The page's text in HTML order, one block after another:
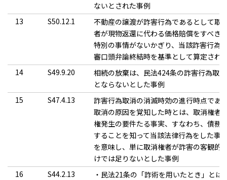
ないとされた事例
13
S50.12.1
不動産の譲渡が詐害行為であるとして取
者が現物返還に代わる価格賠償をすべき
特別の事情がないかぎり、当該詐害行為
審口頭弁論終結時を基準として算定され
14
S49.9.20
相続の放棄は、民法424条の詐害行為取
とならないとした事例
15
S47.4.13
詐害行為取消の消滅時効の進行時点であ
取消の原因を覚知した時とは、取消権者
権発生の要件たる事実、すなわち、債務
することを知って当該法律行為をした事
を意味し、単に取消権者が詐害の客観的
けでは足りないとした事例
16
S44.2.13
・民法21条の「詐術を用いたとき」とは